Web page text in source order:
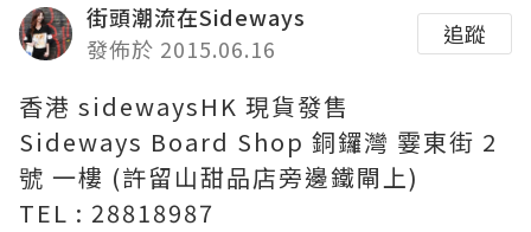
街頭潮流在Sideways
發佈於 2015.06.16
追蹤
香港 sidewaysHK 現貨發售
Sideways Board Shop 銅鑼灣 霎東街 2
號 一樓 (許留山甜品店旁邊鐵閘上)
TEL : 28818987